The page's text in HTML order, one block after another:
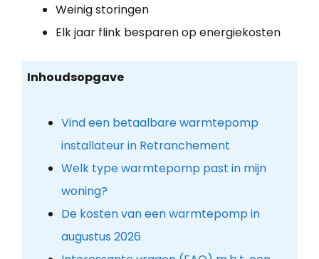
Weinig storingen
Elk jaar flink besparen op energiekosten
Inhoudsopgave
Vind een betaalbare warmtepomp
installateur in Retranchement
Welk type warmtepomp past in mijn
woning?
De kosten van een warmtepomp in
augustus 2026